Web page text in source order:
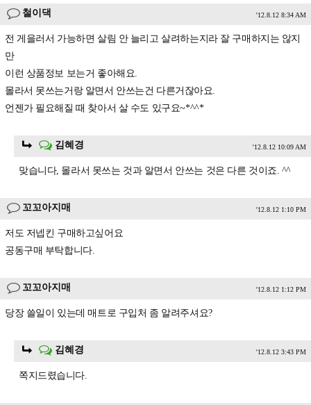
철이댁 '12.8.12 8:34 AM
전 게을러서 가능하면 살림 안 늘리고 살려하는지라 잘 구매하지는 않지
만
이런 상품정보 보는거 좋아해요.
몰라서 못쓰는거랑 알면서 안쓰는건 다른거잖아요.
언젠가 필요해질 때 찾아서 살 수도 있구요~*^^*
김혜경 '12.8.12 10:09 AM
맞습니다, 몰라서 못쓰는 것과 알면서 안쓰는 것은 다른 것이죠. ^^
꼬꼬아지매 '12.8.12 1:10 PM
저도 저넵킨 구매하고싶어요
공동구매 부탁합니다.
꼬꼬아지매 '12.8.12 1:12 PM
당장 쓸일이 있는데 매트로 구입처 좀 알려주셔요?
김혜경 '12.8.12 3:43 PM
쪽지드렸습니다.